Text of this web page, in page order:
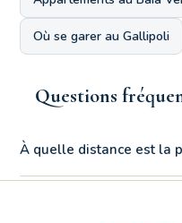
Où se garer au Gallipoli
Questions
À quelle distance est la
À seulement 80 mètres de